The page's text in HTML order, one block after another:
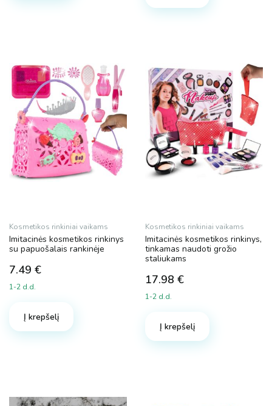
Kosmetikos rinkiniai vaikams
Imitacinės kosmetikos rinkinys
su papuošalais rankinėje
7.49 €
1-2 d.d.
Į krepšelį
Kosmetikos rinkiniai vaikams
Imitacinės kosmetikos rinkinys,
tinkamas naudoti grožio
staliukams
17.98 €
1-2 d.d.
Į krepšelį